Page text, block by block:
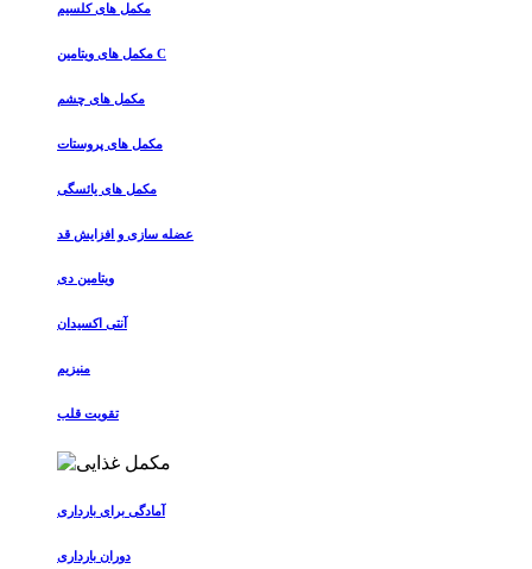
مکمل های کلسیم
مکمل های ویتامین C
مکمل های چشم
مکمل های پروستات
مکمل های یائسگی
عضله سازی و افزایش قد
ویتامین دی
آنتی اکسیدان
منیزیم
تقویت قلب
آمادگی برای بارداری
دوران بارداری